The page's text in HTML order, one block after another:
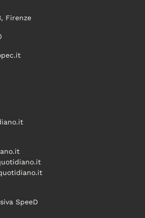
Firenze
SpeeD